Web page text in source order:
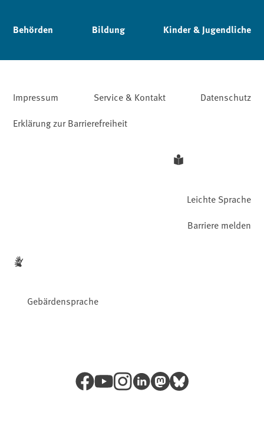
Behörden Bildung Kinder & Jugendliche
Impressum Service & Kontakt
Datenschutz
Erklärung zur Barrierefreiheit
Leichte Sprache
Gebärdensprache
Barriere melden